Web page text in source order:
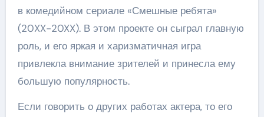
в комедийном сериале «Смешные ребята»
(20XX-20XX). В этом проекте он сыграл главную
роль, и его яркая и харизматичная игра
привлекла внимание зрителей и принесла ему
большую популярность.
Если говорить о других работах актера, то его